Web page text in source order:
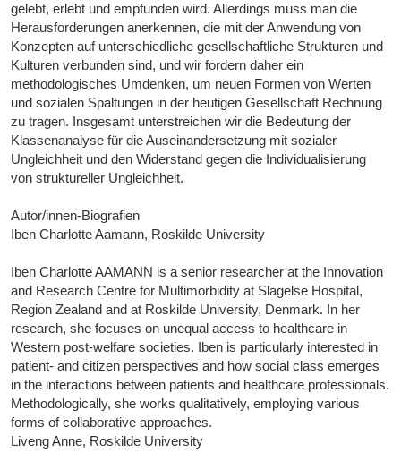
gelebt, erlebt und empfunden wird. Allerdings muss man die
Herausforderungen anerkennen, die mit der Anwendung von
Konzepten auf unterschiedliche gesellschaftliche Strukturen und
Kulturen verbunden sind, und wir fordern daher ein
methodologisches Umdenken, um neuen Formen von Werten
und sozialen Spaltungen in der heutigen Gesellschaft Rechnung
zu tragen. Insgesamt unterstreichen wir die Bedeutung der
Klassenanalyse für die Auseinandersetzung mit sozialer
Ungleichheit und den Widerstand gegen die Individualisierung
von struktureller Ungleichheit.
Autor/innen-Biografien
Iben Charlotte Aamann, Roskilde University
Iben Charlotte AAMANN is a senior researcher at the Innovation
and Research Centre for Multimorbidity at Slagelse Hospital,
Region Zealand and at Roskilde University, Denmark. In her
research, she focuses on unequal access to healthcare in
Western post-welfare societies. Iben is particularly interested in
patient- and citizen perspectives and how social class emerges
in the interactions between patients and healthcare professionals.
Methodologically, she works qualitatively, employing various
forms of collaborative approaches.
Liveng Anne, Roskilde University